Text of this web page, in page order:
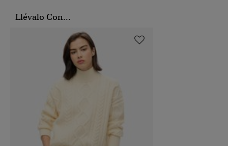
Llévalo Con...